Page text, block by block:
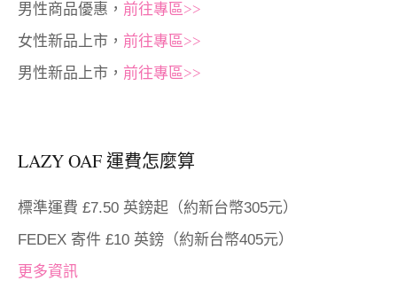
男性商品優惠， 前往專區>>
女性新品上市， 前往專區>>
男性新品上市， 前往專區>>
LAZY OAF 運費怎麼算
標準運費 £7.50 英鎊起（約新台幣305元）
FEDEX 寄件 £10 英鎊（約新台幣405元）
更多資訊